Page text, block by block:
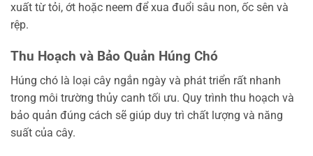
xuất từ tỏi, ớt hoặc neem để xua đuổi sâu non, ốc sên và
rệp.
Thu Hoạch và Bảo Quản Húng Chó
Húng chó là loại cây ngắn ngày và phát triển rất nhanh
trong môi trường thủy canh tối ưu. Quy trình thu hoạch và
bảo quản đúng cách sẽ giúp duy trì chất lượng và năng
suất của cây.